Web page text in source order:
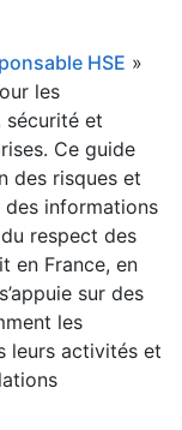
HSE »
les
sécurité et
Ce guide
des risques et
informations
respect des
en France, en
sur des
les
leurs activités et